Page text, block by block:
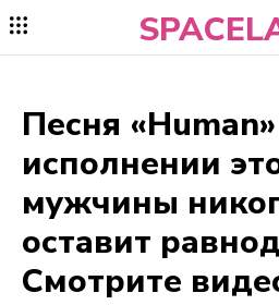
Песня
исполнении
мужчины
оставит
Смотрите